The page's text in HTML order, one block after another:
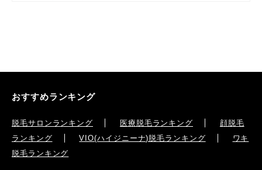
おすすめランキング
脱毛サロンランキング 医療脱毛ランキング
顔脱毛
ランキング
VIO(ハイジニーナ)脱毛ランキング
ワキ
脱毛ランキング